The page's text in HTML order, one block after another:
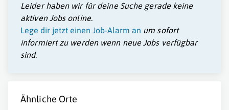
Leider haben wir für deine Suche gerade keine
aktiven Jobs online.
Lege dir jetzt einen Job-Alarm an um sofort
informiert zu werden wenn neue Jobs verfügbar
sind.
Ähnliche Orte